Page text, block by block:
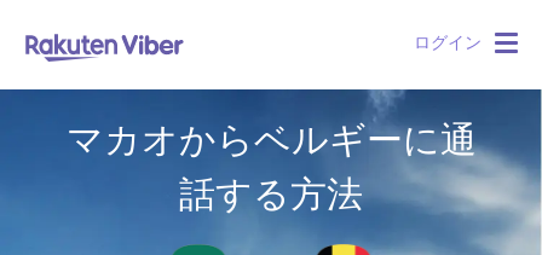
ログイン
マカオからベルギーに通
話する方法